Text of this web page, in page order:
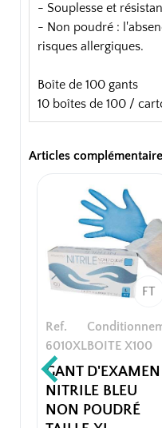
- Souplesse et
- Non poudré :
risques allergiques.
Boîte de 100 gants
10 boîtes de 100 /
Articles
FT
Ref.
6010XLBOITE X100
GANT D'EXAMEN
NITRILE BLEU
NON POUDRÉ